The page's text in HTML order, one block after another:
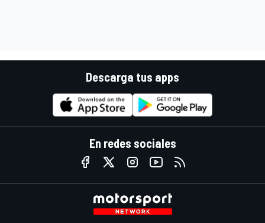
Descarga tus apps
En redes sociales